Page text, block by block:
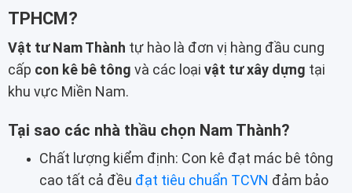
TPHCM?
Vật tư Nam Thành tự hào là đơn vị hàng đầu cung
cấp con kê bê tông và các loại vật tư xây dựng tại
khu vực Miền Nam.
Tại sao các nhà thầu chọn Nam Thành?
Chất lượng kiểm định: Con kê đạt mác bê tông
cao tất cả đều đạt tiêu chuẩn TCVN đảm bảo